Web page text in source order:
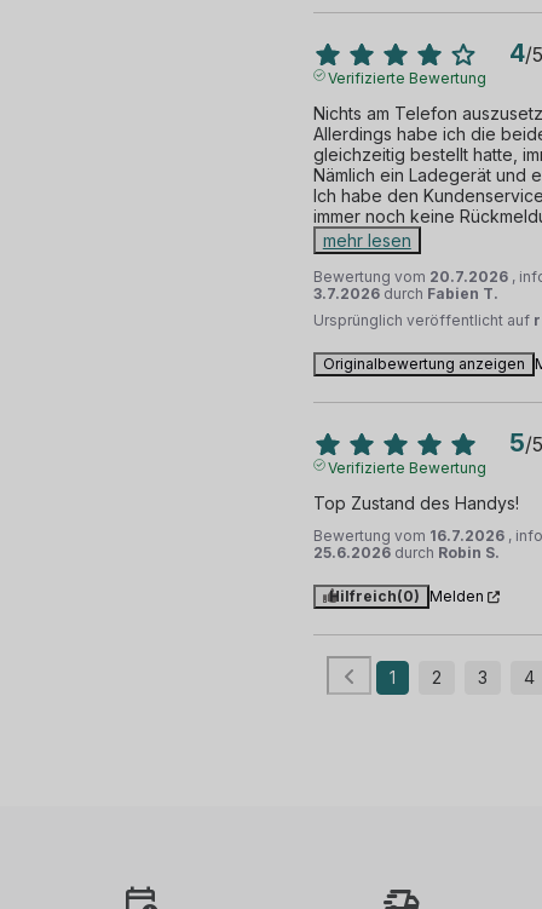
4/5
Verifizierte Bewertung
Nichts am Telefon
Allerdings habe ich die
gleichzeitig bestellt hatte,
Nämlich ein Ladegerät und
Ich habe den
immer noch keine
mehr lesen
Bewertung vom 20.7.2026 ,
3.7.2026 durch Fabien T.
Ursprünglich veröffentlicht auf
Originalbewertung anzeigen
5/5
Verifizierte Bewertung
Top Zustand des Handys!
Bewertung vom 16.7.2026 ,
25.6.2026 durch Robin S.
Hilfreich(0) Melden
1 2 3 4